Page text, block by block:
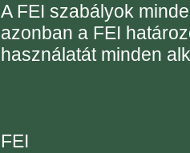
A FEI szabályok
azonban a FEI
használatát minden
FEI